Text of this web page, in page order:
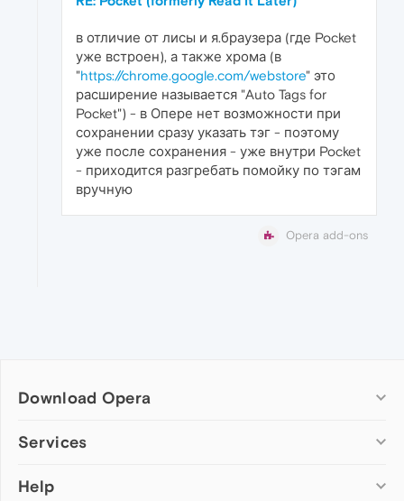
в отличие от лисы и я.браузера (где Pocket
уже встроен), а также хрома (в
"https://chrome.google.com/webstore" это
расширение называется "Auto Tags for
Pocket") - в Опере нет возможности при
сохранении сразу указать тэг - поэтому
уже после сохранения - уже внутри Pocket
- приходится разгребать помойку по тэгам
вручную
Opera add-ons
Download Opera
Computer browsers
Opera for Mac
Services
Add-ons
Help